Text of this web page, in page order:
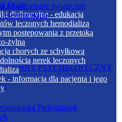
PSYCHIATRYCZNY
DLA DZIECI I
Dializ
dializacyjne - edukacja
leczonych hemodializą
postępowania z przetoką
żylną
chorych ze schyłkową
nerek leczonych
- informacja dla pacjenta i jego
na udzielanie świadczeń
Pielęgniarek